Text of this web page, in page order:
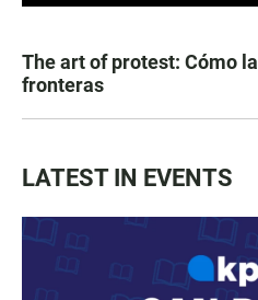
The art of protest: Cómo
fronteras
LATEST IN EVENTS